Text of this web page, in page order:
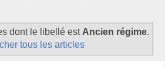
dont le libellé est Ancien régime.
tous les articles